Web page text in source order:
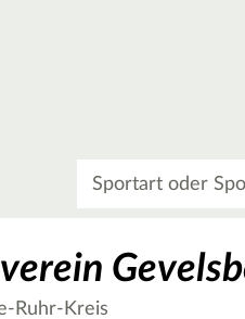
Ruhr-Kreis